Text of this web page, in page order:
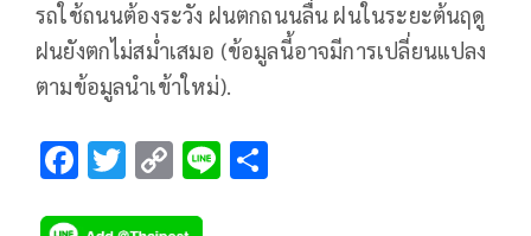
รถใช้ถนนต้องระวัง ฝนตกถนนลื่น ฝนในระยะต้นฤดู
ฝนยังตกไม่สม่ำเสมอ (ข้อมูลนี้อาจมีการเปลี่ยนแปลง
ตามข้อมูลนำเข้าใหม่).
F T C Li